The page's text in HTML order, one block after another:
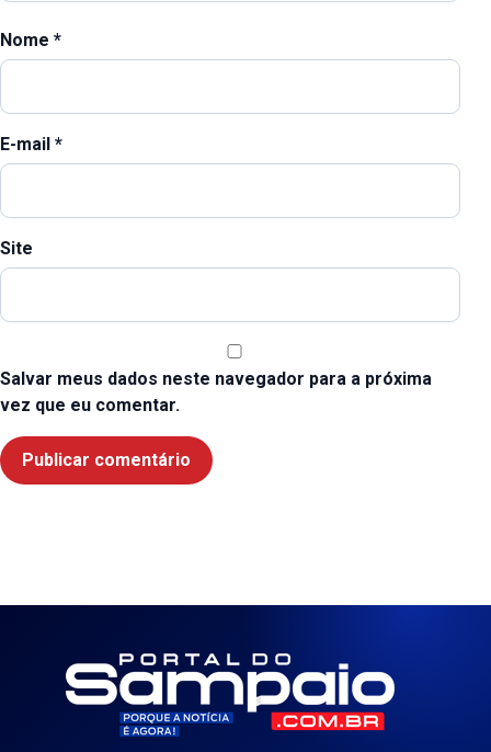
Nome *
E-mail *
Site
Salvar meus dados neste navegador para a próxima
vez que eu comentar.